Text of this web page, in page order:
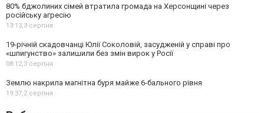
80% бджолиних сімей втратила громада на Херсонщині через
російську агресію
13:13,3 серпня
19-річній скадовчанці Юлії Соколовій, засудженій у справі про
«шпигунство» залишили без змін вирок у Росії
08:12,3 серпня
Землю накрила магнітна буря майже 6-бального рівня
19:37,2 серпня